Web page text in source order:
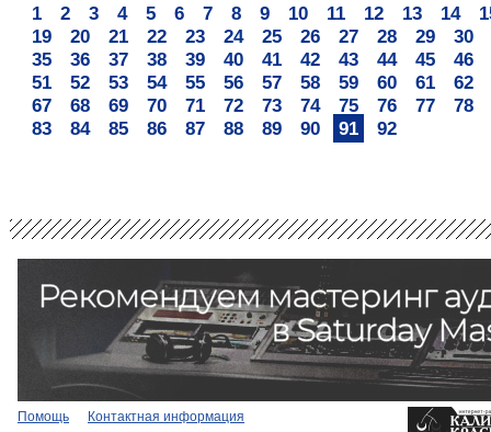
1 2 3 4 5 6 7 8 9 10 11 12 13 14
19
20 21 22 23 24 25 26 27 28 29
30
35
36 37 38 39 40 41 42 43 44 45
46
51
52 53 54 55 56 57 58 59 60 61
62
67
68 69 70 71 72 73 74 75 76 77
78
83
84 85 86 87 88 89 90 91 92
Помощь Контактная информация